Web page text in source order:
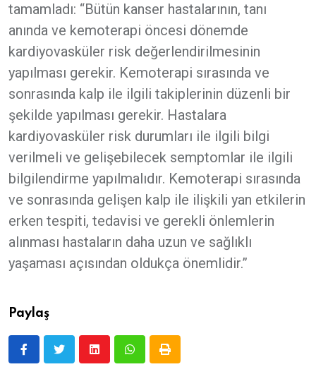
tamamladı: “Bütün kanser hastalarının, tanı
anında ve kemoterapi öncesi dönemde
kardiyovasküler risk değerlendirilmesinin
yapılması gerekir. Kemoterapi sırasında ve
sonrasında kalp ile ilgili takiplerinin düzenli bir
şekilde yapılması gerekir. Hastalara
kardiyovasküler risk durumları ile ilgili bilgi
verilmeli ve gelişebilecek semptomlar ile ilgili
bilgilendirme yapılmalıdır. Kemoterapi sırasında
ve sonrasında gelişen kalp ile ilişkili yan etkilerin
erken tespiti, tedavisi ve gerekli önlemlerin
alınması hastaların daha uzun ve sağlıklı
yaşaması açısından oldukça önemlidir.”
Paylaş